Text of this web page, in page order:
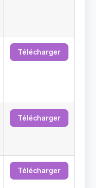
Télécharger
Télécharger
Télécharger